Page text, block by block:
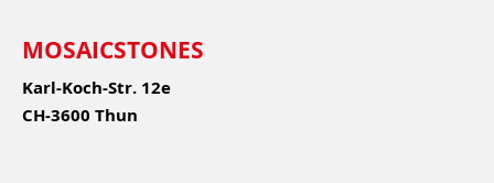
MOSAICSTONES
Karl-Koch-Str. 12e
CH-3600 Thun